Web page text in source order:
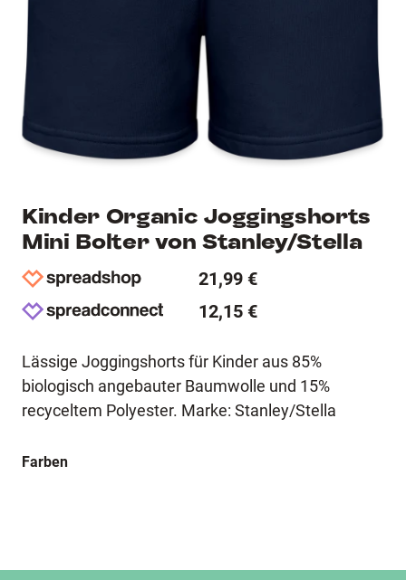
Kinder Organic Joggingshorts
Mini Bolter von Stanley/Stella
21,99 €
12,15 €
Lässige Joggingshorts für Kinder aus 85%
biologisch angebauter Baumwolle und 15%
recyceltem Polyester. Marke: Stanley/Stella
Farben